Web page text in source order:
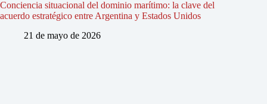
Conciencia situacional del dominio marítimo: la clave del
acuerdo estratégico entre Argentina y Estados Unidos
21 de mayo de 2026